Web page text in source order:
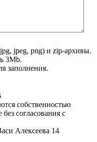
jpeg, png) и zip-архивы.
3Mb.
заполнения.
собственностью
согласования с
Алексеева 14